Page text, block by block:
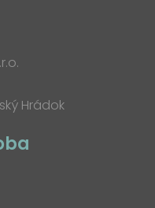
Hrádok